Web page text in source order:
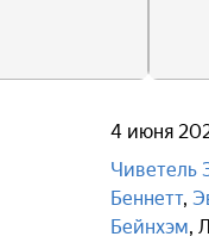
4 июня
Чиветель
Беннетт,
Бейнхэм,